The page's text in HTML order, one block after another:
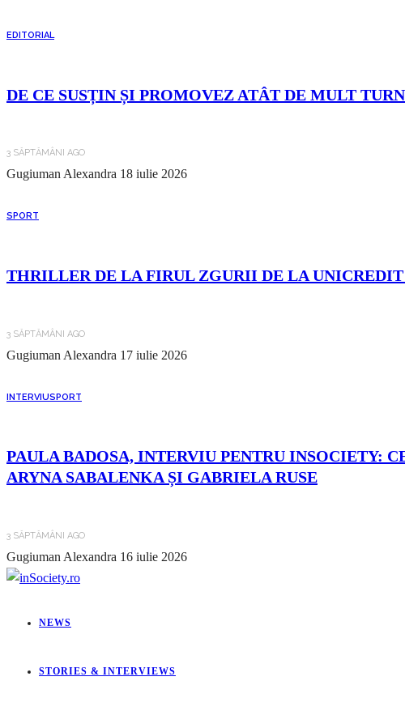
EDITORIAL
DE CE SUSȚIN ȘI PROMOVEZ ATÂT DE MULT
3 SĂPTĂMÂNI AGO
Gugiuman Alexandra 18 iulie 2026
SPORT
THRILLER DE LA FIRUL ZGURII DE LA
3 SĂPTĂMÂNI AGO
Gugiuman Alexandra 17 iulie 2026
INTERVIUSPORT
PAULA BADOSA, INTERVIU PENTRU INSOCIETY:
ARYNA SABALENKA ȘI GABRIELA RUSE
3 SĂPTĂMÂNI AGO
Gugiuman Alexandra 16 iulie 2026
NEWS
STORIES & INTERVIEWS